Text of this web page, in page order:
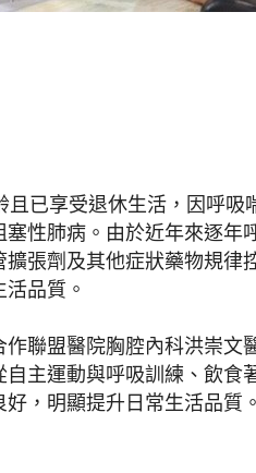
且已享受退休生活，因呼
性肺病。由於近年來逐年
張劑及其他症狀藥物規律
品質。
聯盟醫院胸腔內科洪崇文
主運動與呼吸訓練、飲食
，明顯提升日常生活品質。